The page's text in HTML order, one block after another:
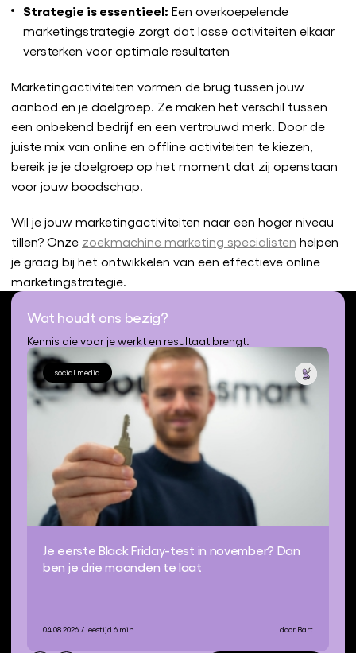
Strategie is essentieel: Een overkoepelende
marketingstrategie zorgt dat losse activiteiten elkaar
versterken voor optimale resultaten
Marketingactiviteiten vormen de brug tussen jouw
aanbod en je doelgroep. Ze maken het verschil tussen
een onbekend bedrijf en een vertrouwd merk. Door de
juiste mix van online en offline activiteiten te kiezen,
bereik je je doelgroep op het moment dat zij openstaan
voor jouw boodschap.
Wil je jouw marketingactiviteiten naar een hoger niveau
tillen? Onze zoekmachine marketing specialisten helpen
je graag bij het ontwikkelen van een effectieve online
marketingstrategie.
Wat houdt ons bezig?
Kennis die voor je werkt en resultaat brengt.
social media
Je eerste Black Friday-test in november? Dan
ben je drie maanden te laat
04 08 2026 / leestijd 6 min. door Bart